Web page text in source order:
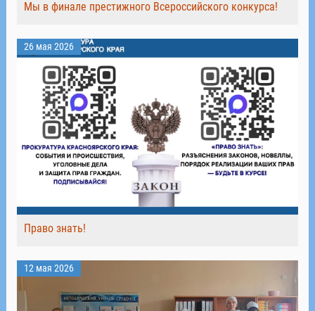
Мы в финале престижного Всероссийского конкурса!
26 мая 2026
Право знать!
12 мая 2026